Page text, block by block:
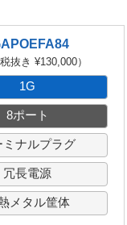
抜き ¥130,000）
1G
8ポート
ミナルプラグ
冗長電源
メタル筐体